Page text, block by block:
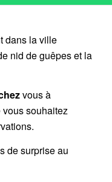
dans la ville
nid de guêpes et la
vous à
vous souhaitez
de surprise au